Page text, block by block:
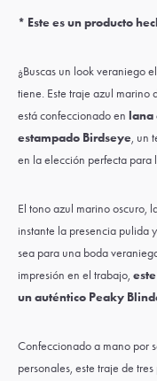
* Este es un producto
¿Buscas un look veraniego
tiene. Este traje azul marino
está confeccionado en lana
estampado Birdseye, un
en la elección perfecta para
El tono azul marino oscuro,
instante la presencia pulida
sea para una boda
impresión en el trabajo,
un auténtico Peaky
Confeccionado a mano por
personales, este traje de